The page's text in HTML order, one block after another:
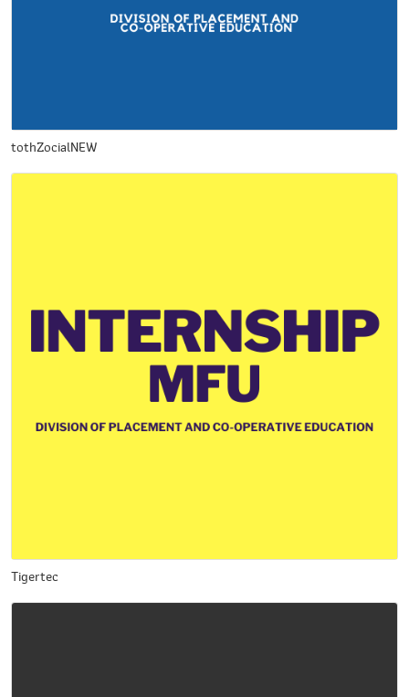
tothZocialNEW
Tigertec